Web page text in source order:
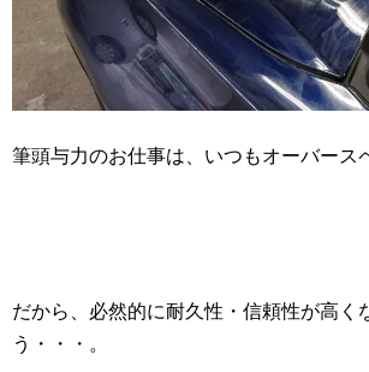
筆頭与力のお仕事は、いつもオーバース
だから、必然的に耐久性・信頼性が高く
う・・・。